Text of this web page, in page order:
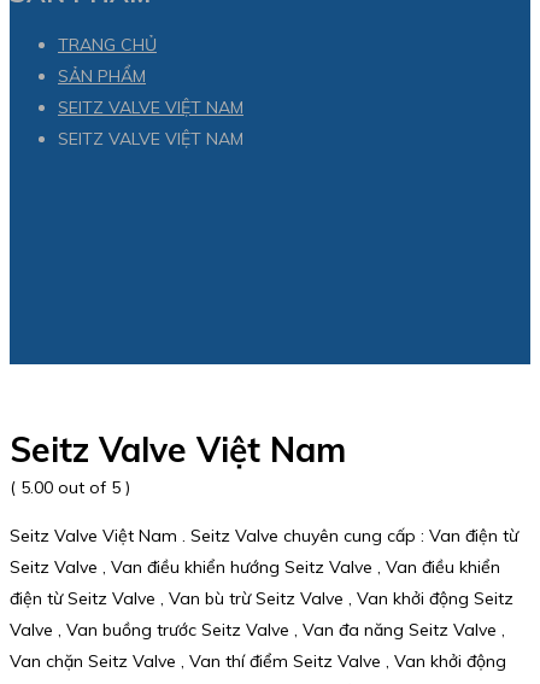
TRANG CHỦ
SẢN PHẨM
SEITZ VALVE VIỆT NAM
SEITZ VALVE VIỆT NAM
Seitz Valve Việt Nam
( 5.00 out of 5 )
Seitz Valve Việt Nam . Seitz Valve chuyên cung cấp : Van điện từ
Seitz Valve , Van điều khiển hướng Seitz Valve , Van điều khiển
điện từ Seitz Valve , Van bù trừ Seitz Valve , Van khởi động Seitz
Valve , Van buồng trước Seitz Valve , Van đa năng Seitz Valve ,
Van chặn Seitz Valve , Van thí điểm Seitz Valve , Van khởi động